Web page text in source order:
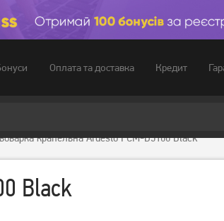
Оплата та доставка Кредит
крапельна Ardesto FCM-D3100 Black
Black